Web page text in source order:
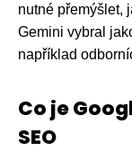
nutné přemýšlet,
Gemini vybral
například
Co je
SEO